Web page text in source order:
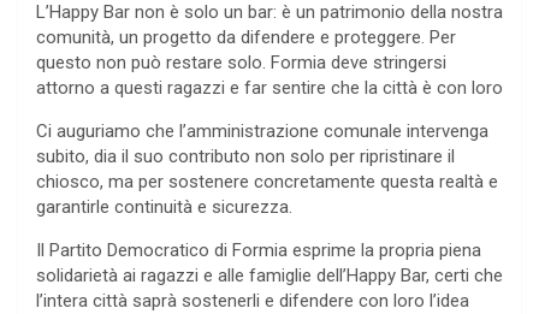
L’Happy Bar non è solo un bar: è un patrimonio della nostra
comunità, un progetto da difendere e proteggere. Per
questo non può restare solo. Formia deve stringersi
attorno a questi ragazzi e far sentire che la città è con loro
Ci auguriamo che l’amministrazione comunale intervenga
subito, dia il suo contributo non solo per ripristinare il
chiosco, ma per sostenere concretamente questa realtà e
garantirle continuità e sicurezza.
Il Partito Democratico di Formia esprime la propria piena
solidarietà ai ragazzi e alle famiglie dell’Happy Bar, certi che
l’intera città saprà sostenerli e difendere con loro l’idea